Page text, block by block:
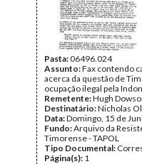
Pasta:06496.024
Assunto:Fax contendo
acerca da questão de
ocupação ilegal pela
Remetente:Hugh
Destinatário:Nicholas
Data:Domingo, 15 de
Fundo:Arquivo da
Timorense - TAPOL
Tipo Documental:
Página(s): 1